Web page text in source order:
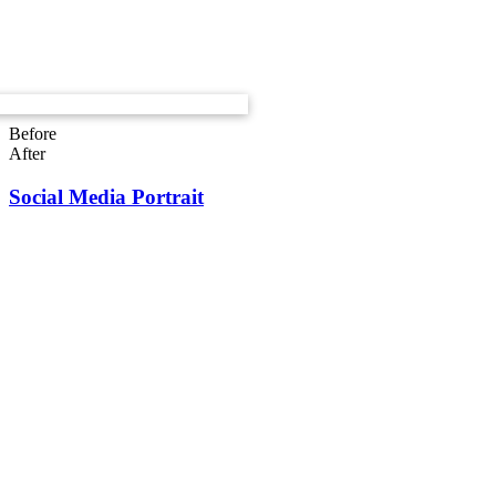
Before
After
Social Media Portrait